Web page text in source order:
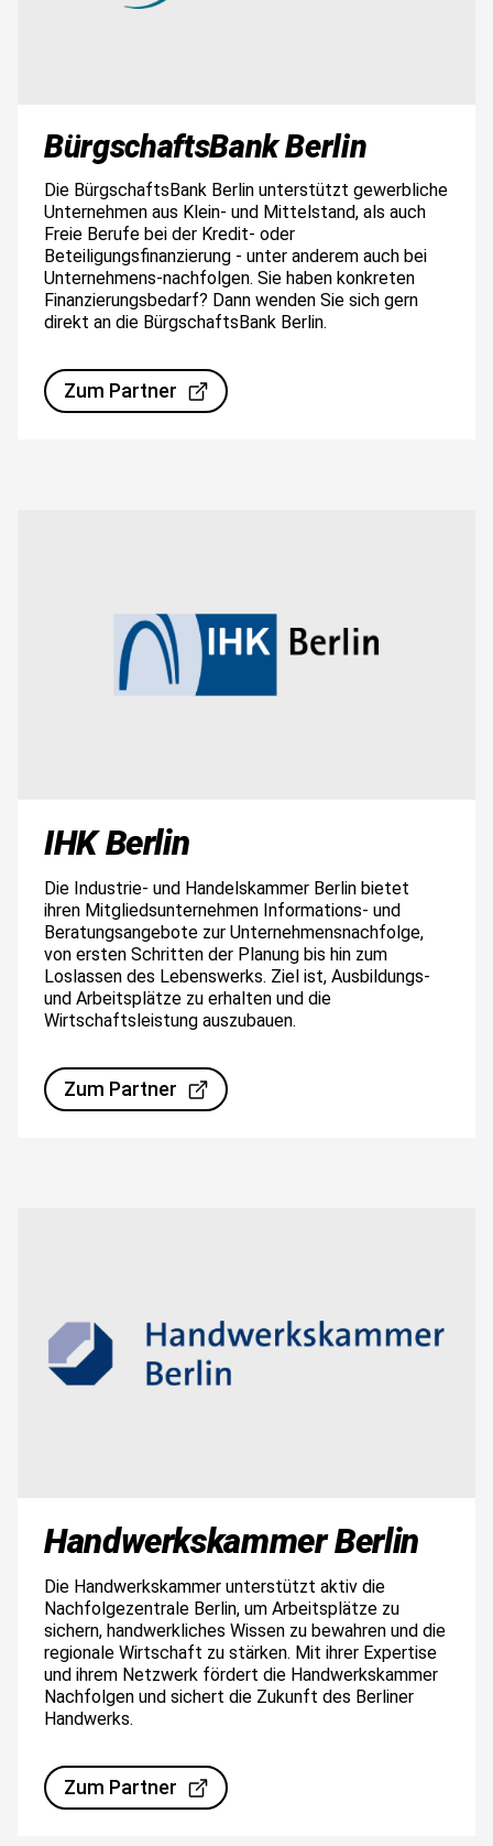
BürgschaftsBank Berlin
Die BürgschaftsBank Berlin unterstützt gewerbliche
Unternehmen aus Klein- und Mittelstand, als auch
Freie Berufe bei der Kredit- oder
Beteiligungsfinanzierung - unter anderem auch bei
Unternehmens-nachfolgen. Sie haben konkreten
Finanzierungsbedarf? Dann wenden Sie sich gern
direkt an die BürgschaftsBank Berlin.
Zum Partner
IHK Berlin
Die Industrie- und Handelskammer Berlin bietet
ihren Mitgliedsunternehmen Informations- und
Beratungsangebote zur Unternehmensnachfolge,
von ersten Schritten der Planung bis hin zum
Loslassen des Lebenswerks. Ziel ist, Ausbildungs-
und Arbeitsplätze zu erhalten und die
Wirtschaftsleistung auszubauen.
Zum Partner
Handwerkskammer Berlin
Die Handwerkskammer unterstützt aktiv die
Nachfolgezentrale Berlin, um Arbeitsplätze zu
sichern, handwerkliches Wissen zu bewahren und die
regionale Wirtschaft zu stärken. Mit ihrer Expertise
und ihrem Netzwerk fördert die Handwerkskammer
Nachfolgen und sichert die Zukunft des Berliner
Handwerks.
Zum Partner